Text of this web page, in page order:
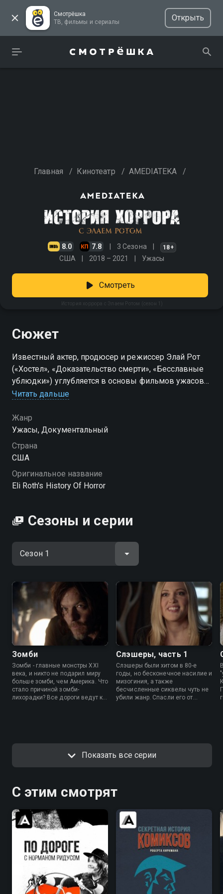
Смотрёшка
ТВ, фильмы и сериалы
Открыть
Главная / Кинотеатр / AMEDIATEKA /
8.0 7.8 3 Сезона 18+
США 2018 – 2021 Ужасы
История хоррора с Элаем Ротом (сезон 1)
Смотреть
Сюжет
Известный актер, продюсер и режиссер Элай Рот
(«Хостел», «Доказательство смерти», «Бесславные
ублюдки») углубляется в основы фильмов ужасов
хоррора с Элаем Ротом вы можете совершенно
бесплатно в хорошем HD качестве на Смотрёшке
Читать дальше
Жанр
Ужасы, Документальный
Страна
США
Оригинальное название
Eli Roth's History Of Horror
Сезоны и серии
Зомби
Зомби - главные монстры XXI
века, и никто не подарил миру
больше зомби, чем Америка. Что
стало причиной зомби-
лихорадки? Все дороги ведут к
Слэшеры, часть 1
Слэшеры были хитом в 80-е
годы, но бесконечное насилие и
мизогиния, а также
бесчисленные сиквелы чуть не
убили жанр. Спасли его от
Показать все серии
С этим смотрят